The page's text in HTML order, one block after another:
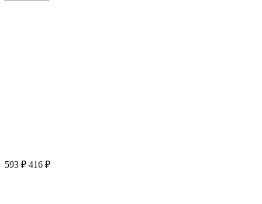
593 ₽ 416 ₽